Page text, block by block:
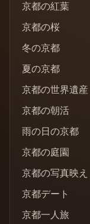
京都の紅葉
京都の桜
冬の京都
夏の京都
京都の世界遺産
京都の朝活
雨の日の京都
京都の庭園
京都の写真映え
京都デート
京都一人旅